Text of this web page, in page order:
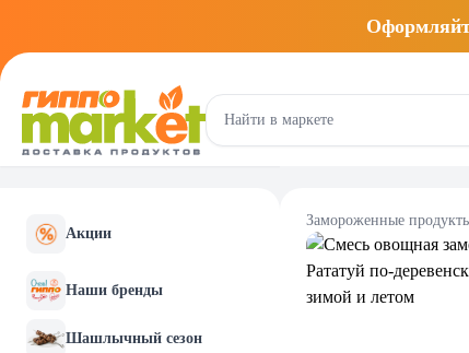
Акции
Наши бренды
Шашлычный сезон
Замороженные